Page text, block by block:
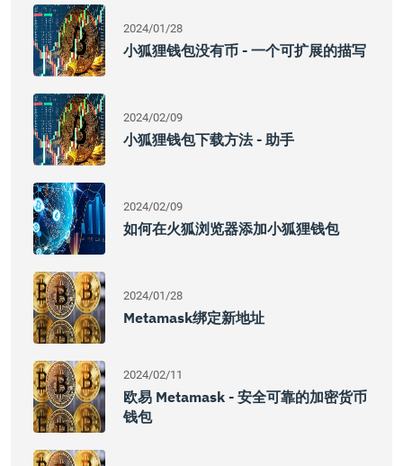
2024/01/28
小狐狸钱包没有币 - 一个可扩展的描写
2024/02/09
小狐狸钱包下载方法 - 助手
2024/02/09
如何在火狐浏览器添加小狐狸钱包
2024/01/28
Metamask绑定新地址
2024/02/11
欧易 Metamask - 安全可靠的加密货币
钱包